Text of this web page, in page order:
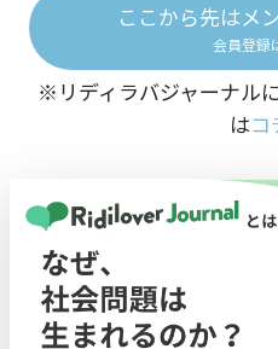
ここから先はメ
会員登録
※リディラバジャーナル
はコ